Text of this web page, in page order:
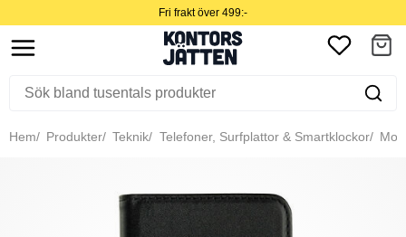
Fri frakt över 499:-
Hem Produkter Teknik Telefoner, Surfplattor & Smartklockor